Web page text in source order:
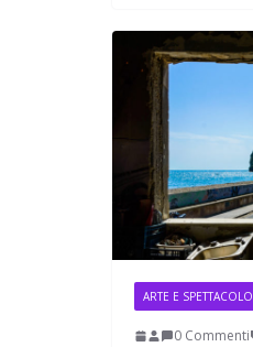
ARTE E SPETTACOLO
0 Commenti